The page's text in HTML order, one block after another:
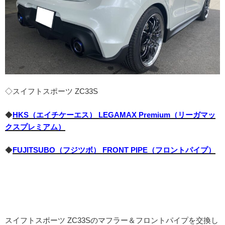
◇スイフトスポーツ ZC33S
◆HKS（エイチケーエス） LEGAMAX Premium（リーガマッ
クスプレミアム）
◆FUJITSUBO（フジツボ） FRONT PIPE（フロントパイプ）
スイフトスポーツ ZC33Sのマフラー＆フロントパイプを交換し